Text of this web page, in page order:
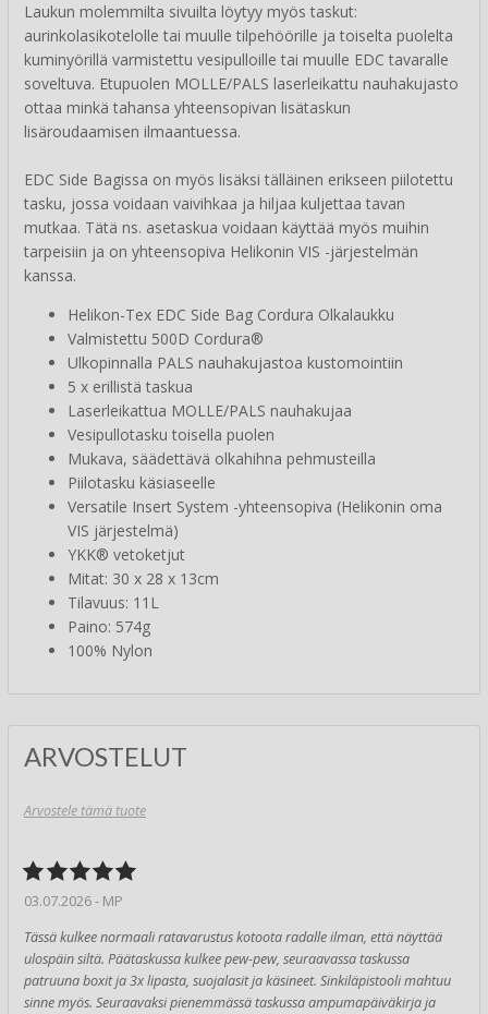
Laukun molemmilta sivuilta löytyy myös taskut:
aurinkolasikotelolle tai muulle tilpehöörille ja toiselta puolelta
kuminyörillä varmistettu vesipulloille tai muulle EDC tavaralle
soveltuva. Etupuolen MOLLE/PALS laserleikattu nauhakujasto
ottaa minkä tahansa yhteensopivan lisätaskun
lisäroudaamisen ilmaantuessa.
EDC Side Bagissa on myös lisäksi tälläinen erikseen piilotettu
tasku, jossa voidaan vaivihkaa ja hiljaa kuljettaa tavan
mutkaa. Tätä ns. asetaskua voidaan käyttää myös muihin
tarpeisiin ja on yhteensopiva Helikonin VIS -järjestelmän
kanssa.
Helikon-Tex EDC Side Bag Cordura Olkalaukku
Valmistettu 500D Cordura®
Ulkopinnalla PALS nauhakujastoa kustomointiin
5 x erillistä taskua
Laserleikattua MOLLE/PALS nauhakujaa
Vesipullotasku toisella puolen
Mukava, säädettävä olkahihna pehmusteilla
Piilotasku käsiaseelle
Versatile Insert System -yhteensopiva (Helikonin oma
VIS järjestelmä)
YKK® vetoketjut
Mitat: 30 x 28 x 13cm
Tilavuus: 11L
Paino: 574g
100% Nylon
ARVOSTELUT
Arvostele tämä tuote
03.07.2026 - MP
Tässä kulkee normaali ratavarustus kotoota radalle ilman, että näyttää
ulospäin siltä. Päätaskussa kulkee pew-pew, seuraavassa taskussa
patruuna boxit ja 3x lipasta, suojalasit ja käsineet. Sinkiläpistooli mahtuu
sinne myös. Seuraavaksi pienemmässä taskussa ampumapäiväkirja ja